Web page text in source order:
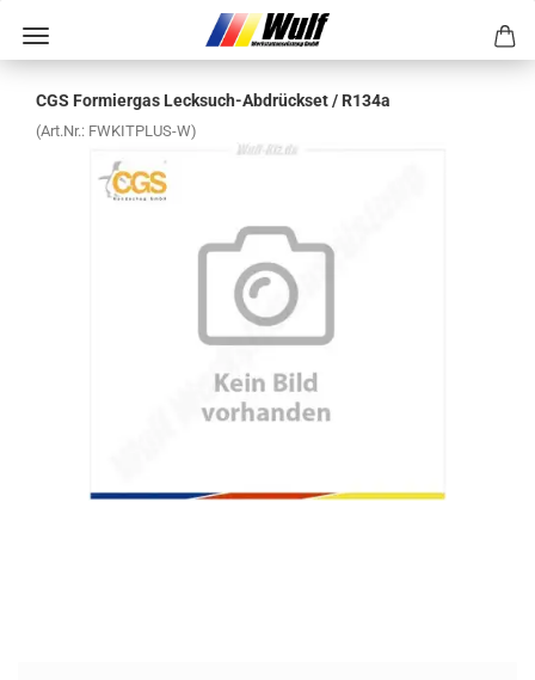
CGS For­mier­gas Lecksuch-​Abdrückset / R134a
(Art.Nr.: FWKITPLUS-​W)